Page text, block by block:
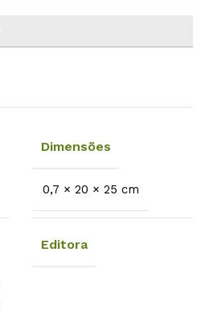
Dimensões
0,7 × 20 × 25 cm
Editora